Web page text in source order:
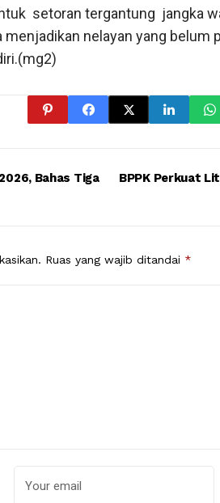
setoran tergantung jangka
menjadikan nelayan yang belum
Bahas Tiga
BPPK Perkuat
Ruas yang wajib ditandai *